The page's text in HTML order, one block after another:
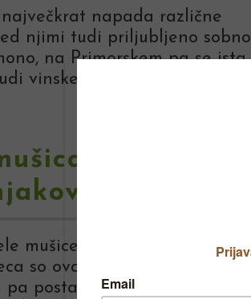
napada različne
njimi tudi priljubljeno sobno
na Primorskem pa se ista
vinske trte.
oz
ščitkar
mušice imajo snežno bel
so ovalna, sprva rumena, v
postanejo črna. Mlade